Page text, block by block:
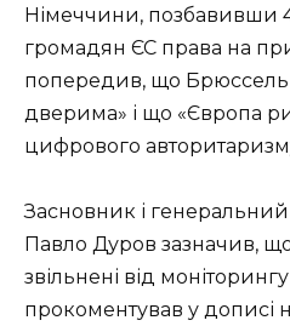
Німеччини, позбавивши
громадян ЄС права на
попередив, що Брюссель
дверима» і що «Європа
цифрового
Засновник і
Павло Дуров зазначив,
звільнені від
прокоментував у дописі